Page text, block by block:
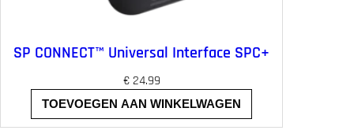
SP CONNECT™ Universal Interface SPC+
€24.99
TOEVOEGEN AAN WINKELWAGEN